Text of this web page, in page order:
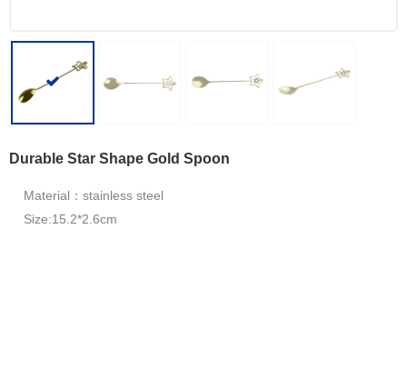
Durable Star Shape Gold Spoon
Material：stainless steel
Size:15.2*2.6cm